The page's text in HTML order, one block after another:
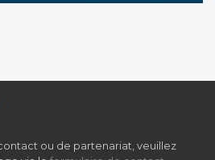
ou de partenariat, veuillez